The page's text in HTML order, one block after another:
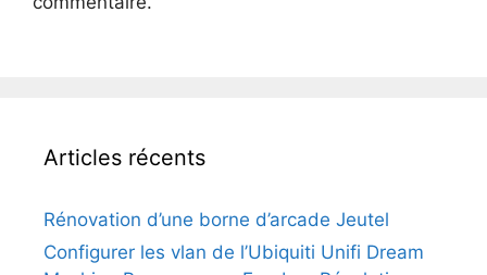
Articles récents
Rénovation d’une borne d’arcade Jeutel
Configurer les vlan de l’Ubiquiti Unifi Dream